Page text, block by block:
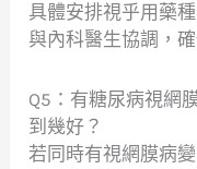
具體安排視乎用藥
與內科醫生協調，
Q5：有糖尿病視網
到幾好？
若同時有視網膜病